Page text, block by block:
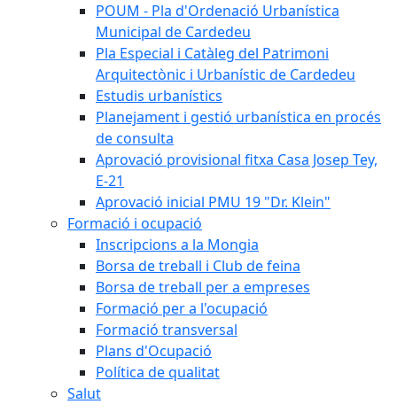
POUM - Pla d'Ordenació Urbanística
Municipal de Cardedeu
Pla Especial i Catàleg del Patrimoni
Arquitectònic i Urbanístic de Cardedeu
Estudis urbanístics
Planejament i gestió urbanística en procés
de consulta
Aprovació provisional fitxa Casa Josep Tey,
E-21
Aprovació inicial PMU 19 "Dr. Klein"
Formació i ocupació
Inscripcions a la Mongia
Borsa de treball i Club de feina
Borsa de treball per a empreses
Formació per a l'ocupació
Formació transversal
Plans d'Ocupació
Política de qualitat
Salut